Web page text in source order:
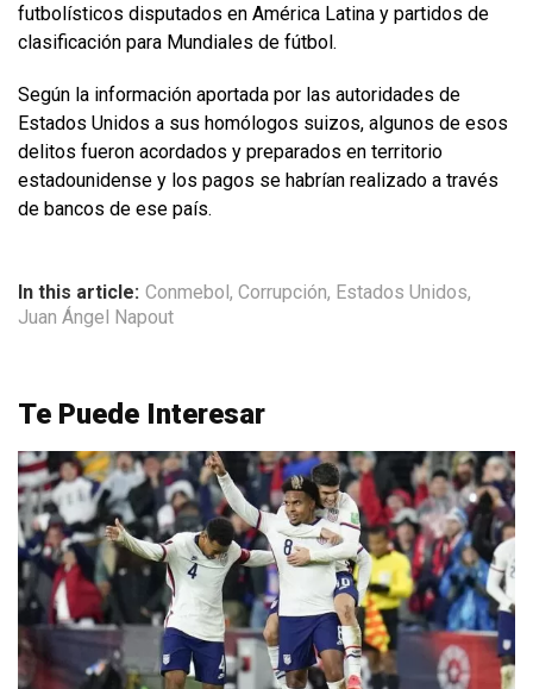
futbolísticos disputados en América Latina y partidos de
clasificación para Mundiales de fútbol.
Según la información aportada por las autoridades de
Estados Unidos a sus homólogos suizos, algunos de esos
delitos fueron acordados y preparados en territorio
estadounidense y los pagos se habrían realizado a través
de bancos de ese país.
In this article: Conmebol, Corrupción, Estados Unidos,
Juan Ángel Napout
Te Puede Interesar